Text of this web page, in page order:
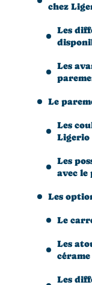
chez
Les
Les
Le
Les
Ligerio
Les
avec le
Les
Le
Les
cérame
Les